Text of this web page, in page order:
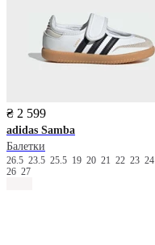
₴ 2 599
adidas Samba
Балетки
26.5 23.5 25.5 19 20 21 22 23 24
26 27